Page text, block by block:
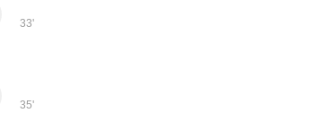
33'
35'